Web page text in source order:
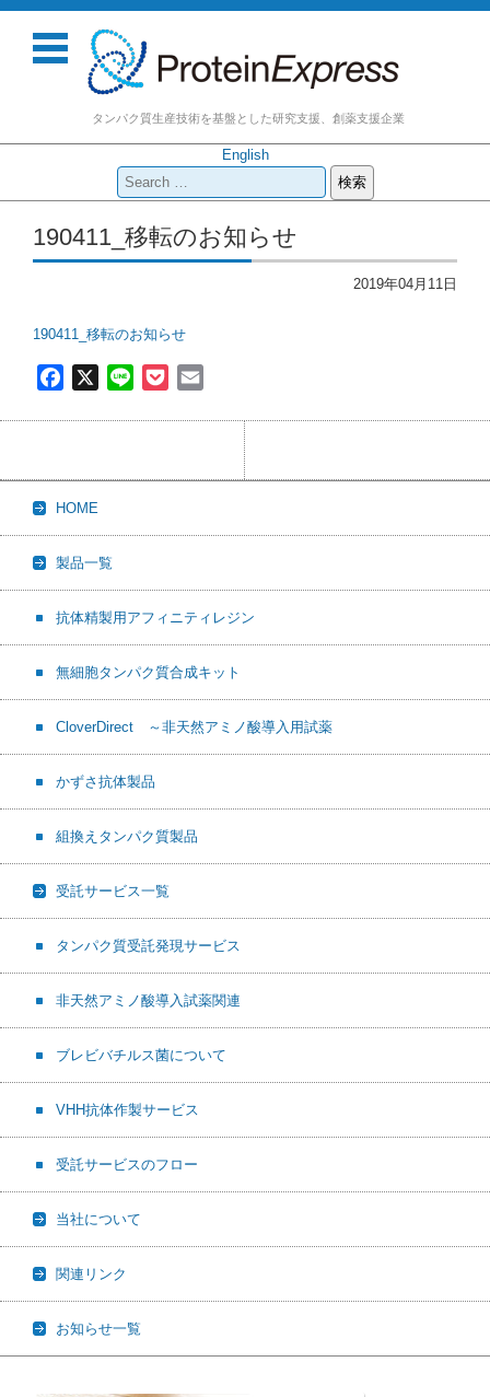
タンパク質生産技術を基盤とした研究支援、創薬支援企業
English
検
索:
コンテンツに移動
190411_移転のお知らせ
2019年04月11日
190411_移転のお知らせ
b
o
o
k
e
l
HOME
製品一覧
抗体精製用アフィニティレジン
無細胞タンパク質合成キット
CloverDirect ～非天然アミノ酸導入用試薬
かずさ抗体製品
組換えタンパク質製品
受託サービス一覧
タンパク質受託発現サービス
非天然アミノ酸導入試薬関連
ブレビバチルス菌について
VHH抗体作製サービス
受託サービスのフロー
当社について
関連リンク
お知らせ一覧